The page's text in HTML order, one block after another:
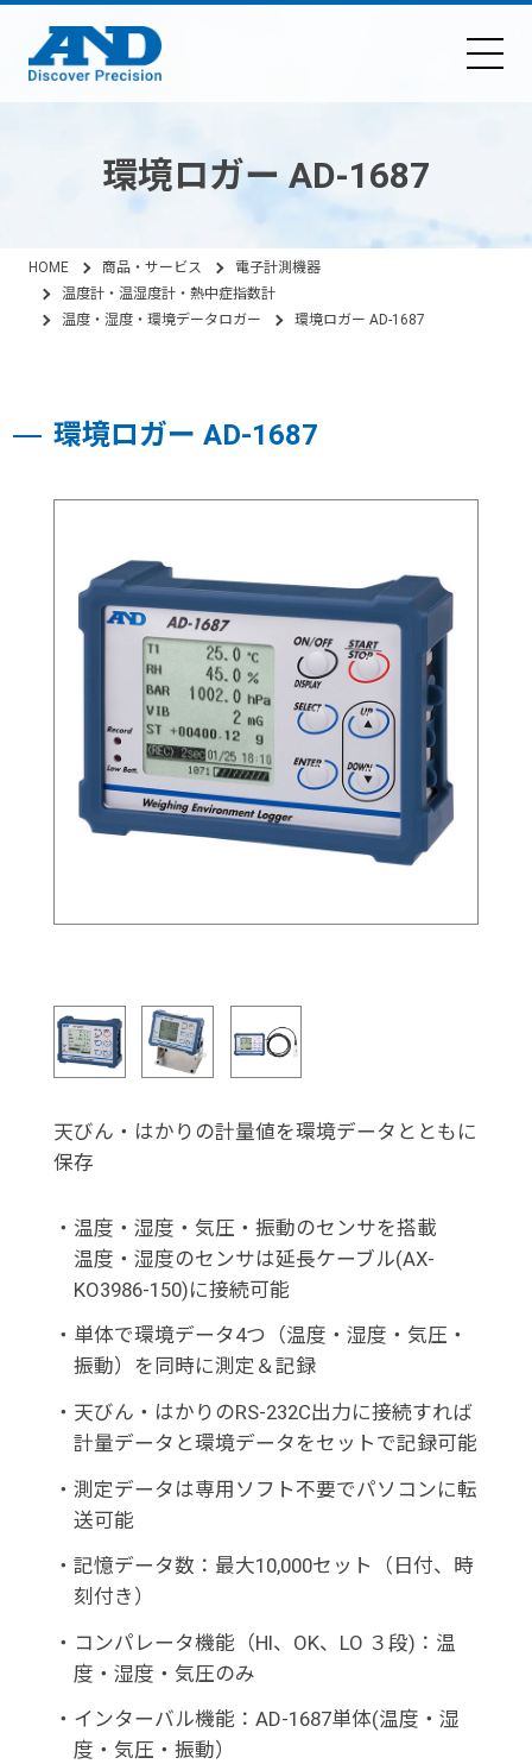
環境ロガー AD-1687
HOME 商品・サービス
電子計測機器
温度計・温湿度計・熱中症指数計
温度・湿度・環境データロガー
環境ロガー AD-1687
環境ロガー AD-1687
天びん・はかりの計量値を環境データとともに
保存
・ 温度・湿度・気圧・振動のセンサを搭載
温度・湿度のセンサは延長ケーブル(AX-
KO3986-150)に接続可能
・ 単体で環境データ4つ（温度・湿度・気圧・
振動）を同時に測定＆記録
・ 天びん・はかりのRS-232C出力に接続すれば
計量データと環境データをセットで記録可能
・ 測定データは専用ソフト不要でパソコンに転
送可能
・ 記憶データ数：最大10,000セット（日付、時
刻付き）
・ コンパレータ機能（HI、OK、LO ３段)：温
度・湿度・気圧のみ
・ インターバル機能：AD-1687単体(温度・湿
度・気圧・振動）